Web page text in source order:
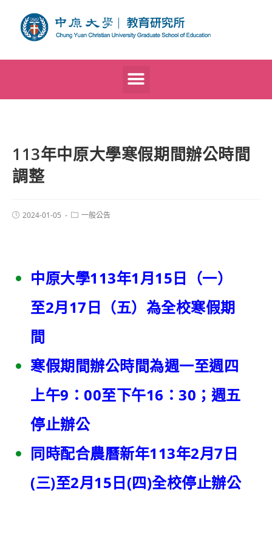
113年中原大學寒假期間辦公時間
調整
2024-01-05 一般公告
中原大學113年1月15日（一）
至2月17日（五）為全校寒假期
間
寒假期間辦公時間為週一至週四
上午9：00至下午16：30；週五
停止辦公
同時配合農曆新年113年2月7日
(三)至2月15日(四)全校停止辦公